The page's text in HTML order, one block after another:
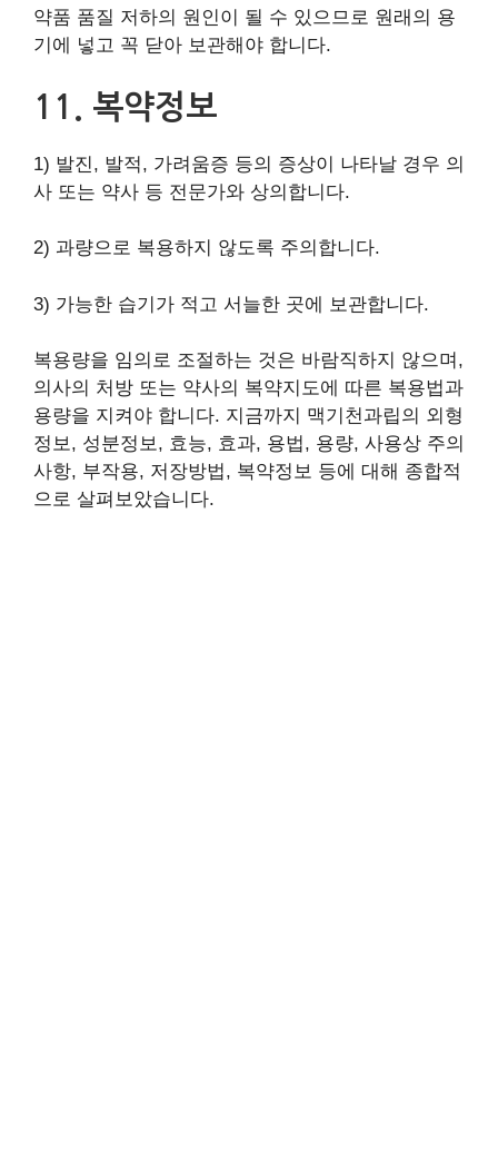
약품 품질 저하의 원인이 될 수 있으므로 원래의 용
기에 넣고 꼭 닫아 보관해야 합니다.
11. 복약정보
1) 발진, 발적, 가려움증 등의 증상이 나타날 경우 의
사 또는 약사 등 전문가와 상의합니다.
2) 과량으로 복용하지 않도록 주의합니다.
3) 가능한 습기가 적고 서늘한 곳에 보관합니다.
복용량을 임의로 조절하는 것은 바람직하지 않으며,
의사의 처방 또는 약사의 복약지도에 따른 복용법과
용량을 지켜야 합니다. 지금까지 맥기천과립의 외형
정보, 성분정보, 효능, 효과, 용법, 용량, 사용상 주의
사항, 부작용, 저장방법, 복약정보 등에 대해 종합적
으로 살펴보았습니다.